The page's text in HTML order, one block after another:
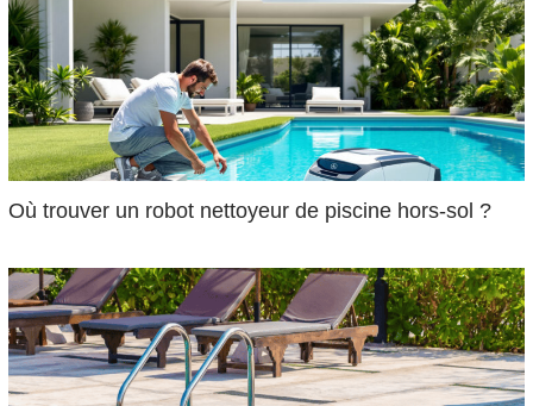
Où trouver un robot nettoyeur de piscine hors-sol ?